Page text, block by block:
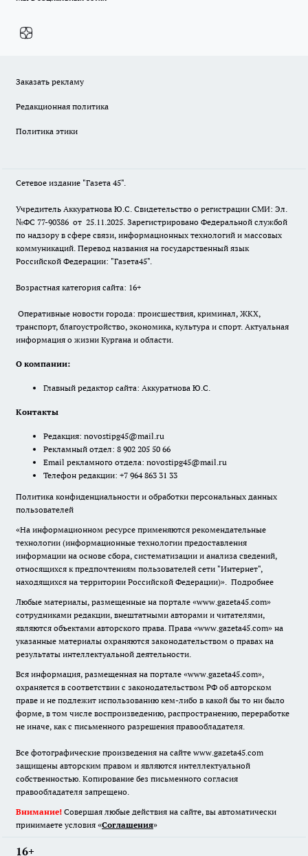
Заказать рекламу
Редакционная политика
Политика этики
Сетевое издание "Газета 45".
Учредитель Аккуратнова Ю.С. Свидетельство о регистрации СМИ: Эл.
№ФС 77-90386 от 25.11.2025. Зарегистрировано Федеральной службой
по надзору в сфере связи, информационных технологий и массовых
коммуникаций. Перевод названия на государственный язык
Российской Федерации: "Газета45".
Возрастная категория сайта: 16+
Оперативные новости города: происшествия, криминал, ЖКХ,
транспорт, благоустройство, экономика, культура и спорт. Актуальная
информация о жизни Кургана и области.
О компании:
Главный редактор сайта: Аккуратнова Ю.С.
Контакты
Редакция: novostipg45@mail.ru
Рекламный отдел: 8 902 205 50 66
Email рекламного отдела: novostipg45@mail.ru
Телефон редакции: +7 964 863 31 33
Политика конфиденциальности и обработки персональных данных
пользователей
«На информационном ресурсе применяются рекомендательные
технологии (информационные технологии предоставления
информации на основе сбора, систематизации и анализа сведений,
относящихся к предпочтениям пользователей сети "Интернет",
находящихся на территории Российской Федерации)». Подробнее
Любые материалы, размещенные на портале «www.gazeta45.com»
сотрудниками редакции, внештатными авторами и читателями,
являются объектами авторского права. Права «www.gazeta45.com» на
указанные материалы охраняются законодательством о правах на
результаты интеллектуальной деятельности.
Вся информация, размещенная на портале «www.gazeta45.com»,
охраняется в соответствии с законодательством РФ об авторском
праве и не подлежит использованию кем-либо в какой бы то ни было
форме, в том числе воспроизведению, распространению, переработке
не иначе, как с письменного разрешения правообладателя.
Все фотографические произведения на сайте www.gazeta45.com
защищены авторским правом и являются интеллектуальной
собственностью. Копирование без письменного согласия
правообладателя запрещено.
Внимание! Совершая любые действия на сайте, вы автоматически
принимаете условия «Cоглашения»
16+